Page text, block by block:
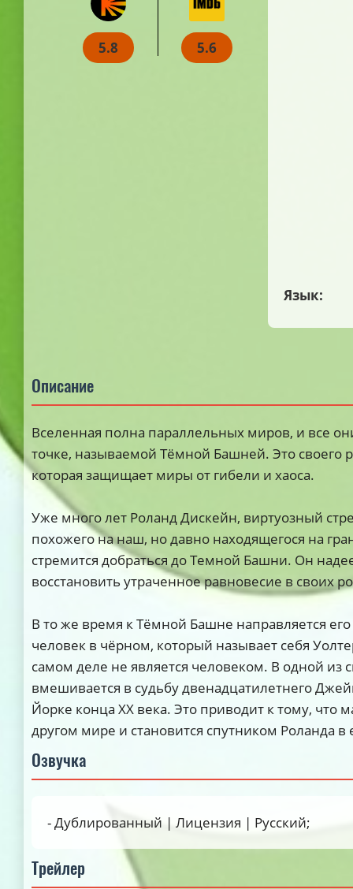
5.8 5.6
Язык:
Описание
Вселенная полна параллельных миров, и все
точке, называемой Тёмной Башней. Это своего
которая защищает миры от гибели и хаоса.
Уже много лет Роланд Дискейн, виртуозный
похожего на наш, но давно находящегося на
стремится добраться до Темной Башни. Он
восстановить утраченное равновесие в своих
В то же время к Тёмной Башне направляется
человек в чёрном, который называет себя
самом деле не является человеком. В одной из
вмешивается в судьбу двенадцатилетнего
Йорке конца XX века. Это приводит к тому, что
другом мире и становится спутником Роланда
Озвучка
- Дублированный | Лицензия | Русский;
Трейлер